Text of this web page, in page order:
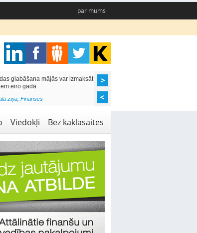
par mums
glabāšana mājās var izmaksāt
eiro gadā
ziņa, Finanses
Viedokļi Bez kaklasaites